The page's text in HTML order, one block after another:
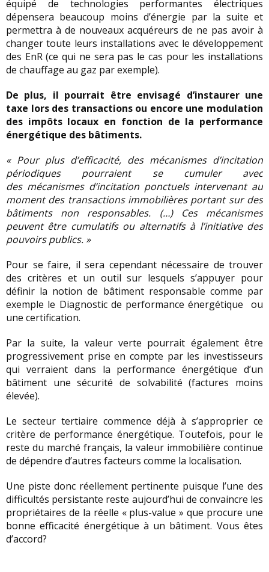
équipé de technologies performantes électriques
dépensera beaucoup moins d’énergie par la suite et
permettra à de nouveaux acquéreurs de ne pas avoir à
changer toute leurs installations avec le développement
des EnR (ce qui ne sera pas le cas pour les installations
de chauffage au gaz par exemple).
De plus, il pourrait être envisagé d’instaurer une
taxe lors des transactions ou encore une modulation
des impôts locaux en fonction de la performance
énergétique des bâtiments.
« Pour plus d’efficacité, des mécanismes d’incitation
périodiques pourraient se cumuler avec
des mécanismes d’incitation ponctuels intervenant au
moment des transactions immobilières portant sur des
bâtiments non responsables. (…) Ces mécanismes
peuvent être cumulatifs ou alternatifs à l’initiative des
pouvoirs publics. »
Pour se faire, il sera cependant nécessaire de trouver
des critères et un outil sur lesquels s’appuyer pour
définir la notion de bâtiment responsable comme par
exemple le Diagnostic de performance énergétique ou
une certification.
Par la suite, la valeur verte pourrait également être
progressivement prise en compte par les investisseurs
qui verraient dans la performance énergétique d’un
bâtiment une sécurité de solvabilité (factures moins
élevée).
Le secteur tertiaire commence déjà à s’approprier ce
critère de performance énergétique. Toutefois, pour le
reste du marché français, la valeur immobilière continue
de dépendre d’autres facteurs comme la localisation.
Une piste donc réellement pertinente puisque l’une des
difficultés persistante reste aujourd’hui de convaincre les
propriétaires de la réelle « plus-value » que procure une
bonne efficacité énergétique à un bâtiment. Vous êtes
d’accord?